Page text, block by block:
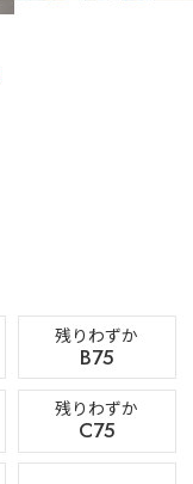
残りわずか
B75
残りわずか
C75